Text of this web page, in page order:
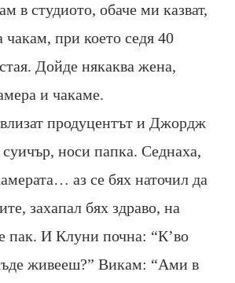
в студиото, обаче ми казват,
чакам, при което седя 40
Дойде някаква жена,
и чакаме.
продуцентът и Джордж
носи папка. Седнаха,
аз се бях наточил да
захапал бях здраво, на
пак. И Клуни почна: “К’во
живееш?” Викам: “Ами в